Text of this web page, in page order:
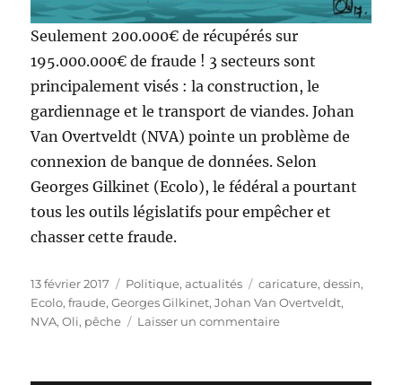
Seulement 200.000€ de récupérés sur
195.000.000€ de fraude ! 3 secteurs sont
principalement visés : la construction, le
gardiennage et le transport de viandes. Johan
Van Overtveldt (NVA) pointe un problème de
connexion de banque de données. Selon
Georges Gilkinet (Ecolo), le fédéral a pourtant
tous les outils législatifs pour empêcher et
chasser cette fraude.
Publié
le
13 février 2017 Catégories
Politique, actualités Étiquettes
caricature,dessin,
Ecolo,fraude,Georges Gilkinet,Johan Van Overtveldt,
NVA,Oli, pêche Laisser un commentairesur